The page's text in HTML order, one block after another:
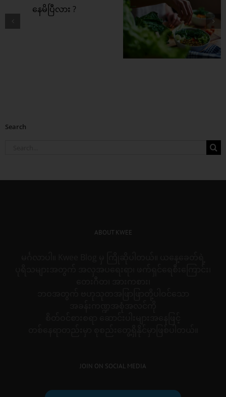
ကွီးတို့ရဲ့ အကြား
Search
ABOUT KWEE
JOIN ON SOCIAL MEDIA